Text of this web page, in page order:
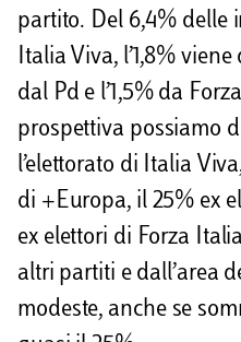
partito. Del 6,4% delle
Italia Viva, l’1,8%
dal Pd e l’1,5% da
prospettiva possiamo
l’elettorato di Italia
di +Europa, il 25% ex
ex elettori di Forza
altri partiti e dall’area
modeste, anche se